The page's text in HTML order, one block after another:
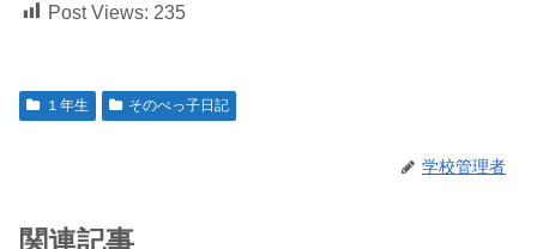
Post Views: 235
１年生 そのべっ子日記
学校管理者
関連記事